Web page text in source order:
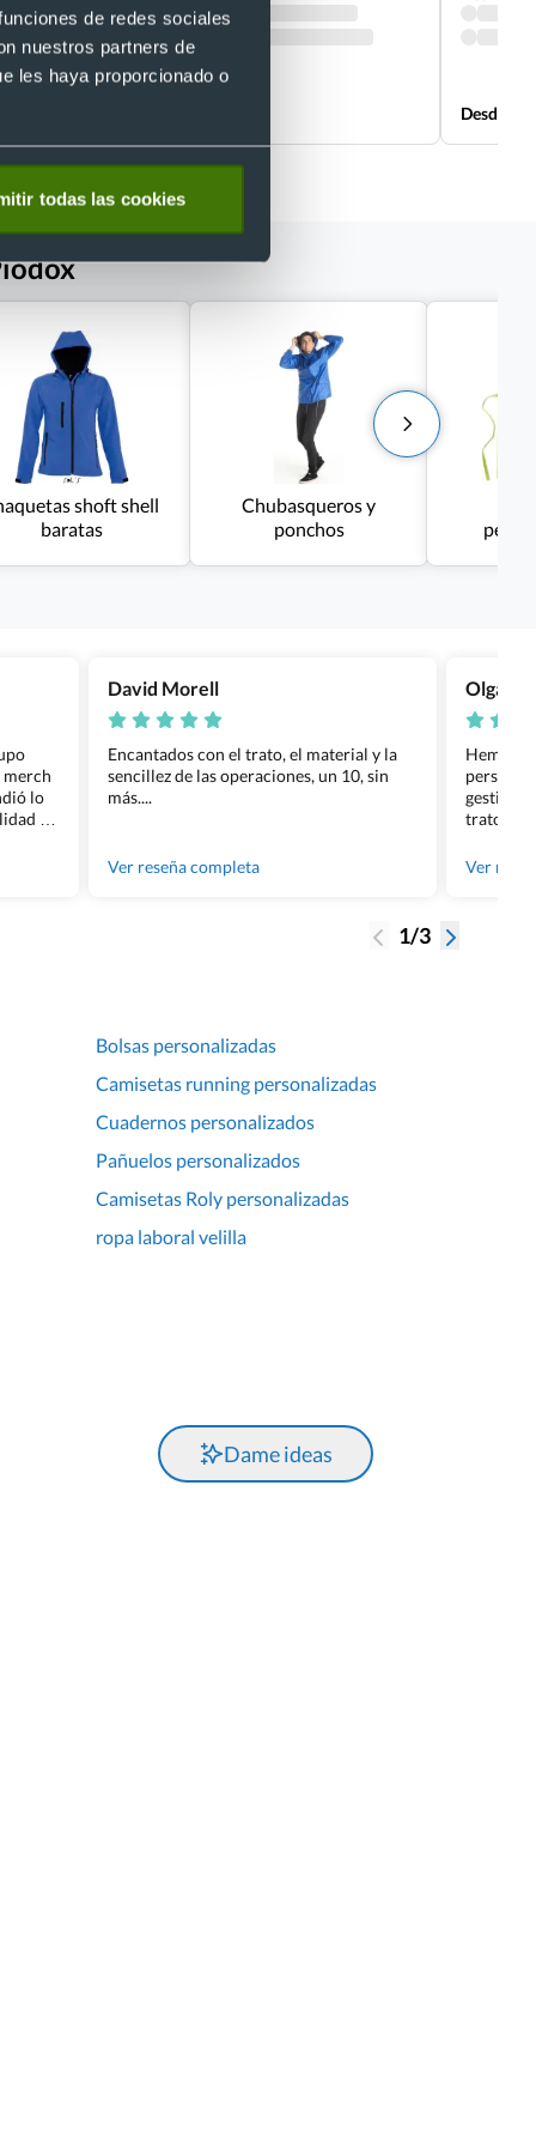
de redes sociales
nuestros partners de
les haya proporcionado o
todas las cookies
Desde
shoft shell
baratas
Chubasqueros y
ponchos
lo
de
David Morell
Encantados con el trato, el material y la
sencillez de las operaciones, un 10, sin
más....
Ver reseña completa
Olga
Hemos
gestión
trato
gente
Ver
1/3
Bolsas personalizadas
Camisetas running personalizadas
Cuadernos personalizados
Pañuelos personalizados
Camisetas Roly personalizadas
ropa laboral velilla
Dame ideas